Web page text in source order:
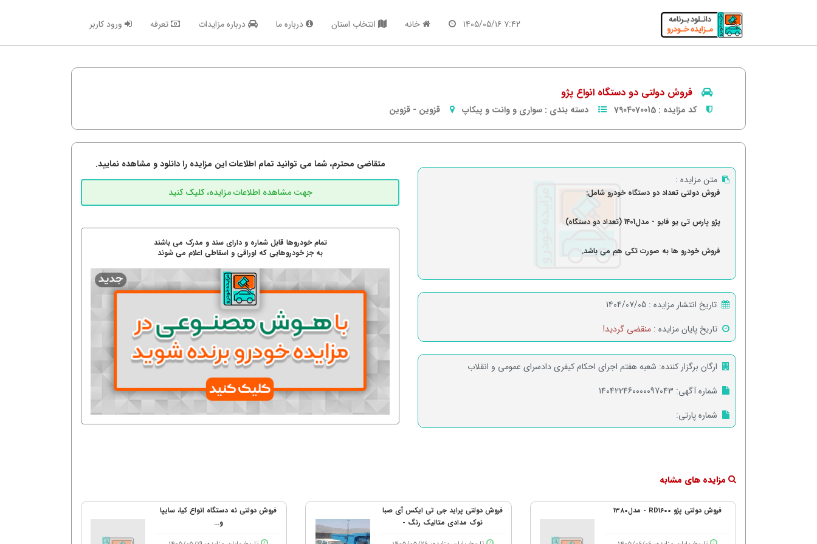
۷:۴۲ ۱۴۰۵/۰۵/۱۶ خانه انتخاب استان درباره ما درباره مزایدات تعرفه ورود کاربر
فروش دولتی دو دستگاه انواع پژو
کد مزایده : 7904070015 دسته بندی : سواری و وانت و پیکاپ قزوین - قزوین
متن مزایده :
فروش دولتی تعداد دو دستگاه خودرو شامل:
پژو پارس تی یو فایو - مدل1401 (تعداد دو دستگاه)
فروش خودرو ها به صورت تکی هم می باشد.
تاریخ انتشار مزایده : 1404/07/05
تاریخ پایان مزایده : منقضی گردید!
ارگان برگزار کننده: شعبه هفتم اجرای احکام کیفری دادسرای عمومی و انقلاب
شماره آگهی: 140422460000097043
شماره پارتی:
متقاضی محترم، شما می توانید تمام اطلاعات این مزایده را دانلود و مشاهده نمایید.
تمام خودروها قابل شماره و دارای سند و مدرک می باشند
به جز خودروهایی که اوراقی و اسقاطی اعلام می شوند
مزایده های مشابه
فروش دولتی پژو RD1600 - مدل1380
فروش دولتی پراید جی تی ایکس آی صبا
نوک مدادی متالیک رنگ -
فروش دولتی نه دستگاه انواع کیا، سایپا
و...